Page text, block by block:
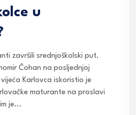
u
završili srednjoškolski put.
Čohan na posljednjoj
Karlovca iskoristio je
maturante na proslavi
je...